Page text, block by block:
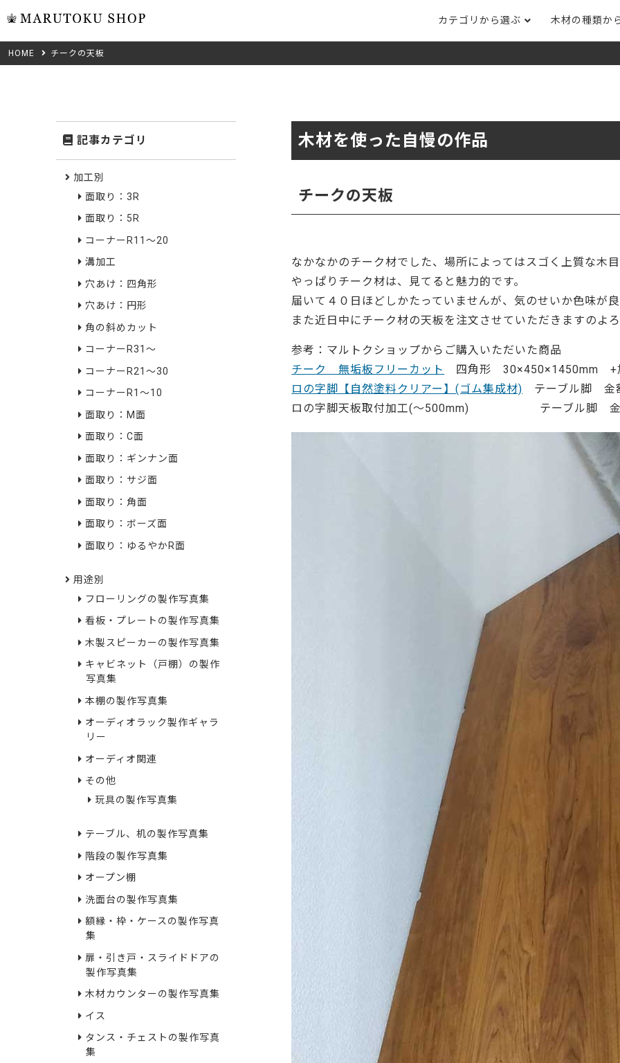
カテゴリから選ぶ
Category
カテゴリから選ぶ
集成材フリーカット
複数種類の注文
床材
無垢一枚板
木材の種類か
Wood Type
木材の種類から選ぶ
カバ桜・バーチ
成材のみ）
クルミ 栗 レッドオーク
ピーラー（米松） サペリ
赤ラワン(レッド
低圧メラミン（心材：パ
ーティクルボード)
HOME チークの天板
木材を使った自慢の作品
チークの天板
なかなかのチーク材でした、場所によってはスゴく上質な木
やっぱりチーク材は、見てると魅力的です。
届いて４０日ほどしかたっていませんが、気のせいか色味が
また近日中にチーク材の天板を注文させていただきますのよ
参考：マルトクショップからご購入いただいた商品
チーク 無垢板フリーカット
四角形 30×450×1450mm +
ロの字脚【自然塗料クリアー】(ゴム集成材) テーブル脚 金
ロの字脚天板取付加工(～500mm) テーブル脚 金
記事カテゴリ
加工別
面取り：3R
面取り：5R
コーナーR11～20
溝加工
穴あけ：四角形
穴あけ：円形
角の斜めカット
コーナーR31～
コーナーR21～30
コーナーR1～10
面取り：M面
面取り：C面
面取り：ギンナン面
面取り：サジ面
面取り：角面
面取り：ボーズ面
面取り：ゆるやかR面
用途別
フローリングの製作写真集
看板・プレートの製作写真集
木製スピーカーの製作写真集
キャビネット（戸棚）の製作
写真集
本棚の製作写真集
オーディオラック製作ギャラ
リー
オーディオ関連
その他
玩具の製作写真集
テーブル、机の製作写真集
階段の製作写真集
オープン棚
洗面台の製作写真集
額縁・枠・ケースの製作写真
集
扉・引き戸・スライドドアの
製作写真集
木材カウンターの製作写真集
イス
タンス・チェストの製作写真
集